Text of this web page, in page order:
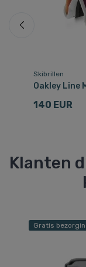
Skibrillen
Oakley Line
140 EUR
Klanten
Gratis